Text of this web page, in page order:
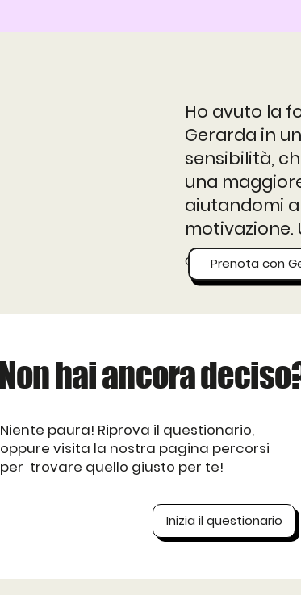
Ho avuto la
Gerarda in
sensibilità,
una
aiutandomi
motivazione.
CoacheePrenota con
Non hai ancora
Niente paura! Riprova il questionario,
oppure visita la nostra pagina percorsi
per trovare quello giusto per te!
Inizia il questionario